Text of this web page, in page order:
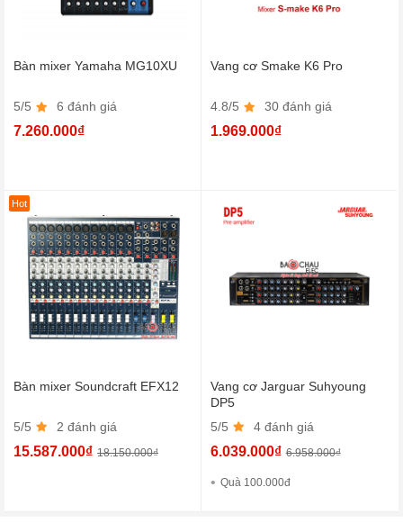
Bàn mixer Yamaha MG10XU
5/5 6 đánh giá
7.260.000₫
Vang cơ Smake K6 Pro
4.8/5 30 đánh giá
1.969.000₫
Bàn mixer Soundcraft EFX12
5/5 2 đánh giá
15.587.000₫ 18.150.000₫
Hot
Vang cơ Jarguar Suhyoung
DP5
5/5
4 đánh giá
6.039.000₫ 6.958.000₫
Quà 100.000đ